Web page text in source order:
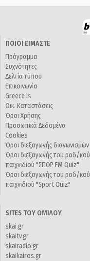
ΠΟΙΟΙ ΕΙΜΑΣΤΕ
Πρόγραμμα
Συχνότητες
Δελτία τύπου
Επικοινωνία
Greece Is
Οικ. Καταστάσεις
Όροι Χρήσης
Προσωπικά Δεδομένα
Cookies
Όροι διεξαγωγής διαγωνισμών
Όροι διεξαγωγής του ραδ/κού
παιχνιδιού "ΣΠΟΡ FM Quiz"
Όροι διεξαγωγής του ραδ/κού
παιχνιδιού "Sport Quiz"
SITES ΤΟΥ ΟΜΙΛΟΥ
skai.gr
skaitv.gr
skairadio.gr
skaikairos.gr